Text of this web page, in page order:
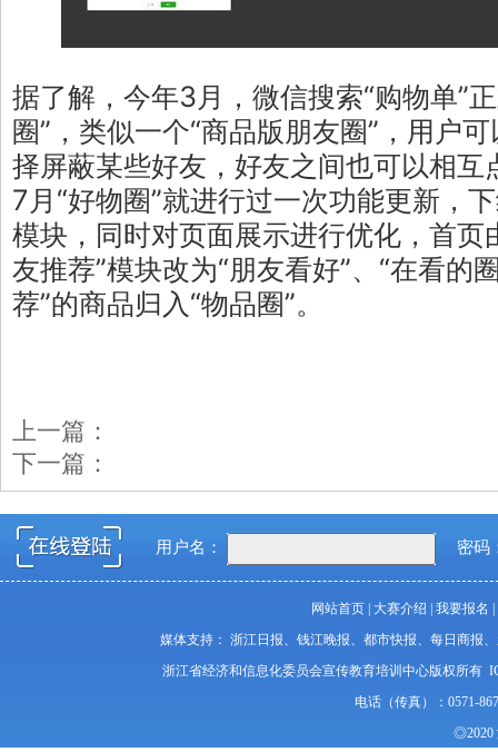
据了解，今年3月，微信搜索“购物单”
圈”，类似一个“商品版朋友圈”，用户
择屏蔽某些好友，好友之间也可以相互
7月“好物圈”就进行过一次功能更新，
模块，同时对页面展示进行优化，首页
友推荐”模块改为“朋友看好”、“在看的
荐”的商品归入“物品圈”。
上一篇：
下一篇：
用户名： 密码
网站首页 大赛介绍 我要报名
媒体支持： 浙江日报、钱江晚报、都市快报、每日商报
浙江省经济和信息化委员会宣传教育培训中心版权所有
电话（传真）：0571-
◎2020